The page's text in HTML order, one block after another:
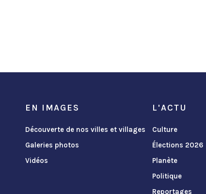
EN IMAGES
Découverte de nos villes et villages
Galeries photos
Vidéos
L'ACTU
Culture
Élections 2026
Planète
Politique
Reportages